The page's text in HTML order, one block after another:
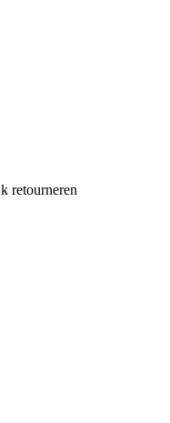
retourneren